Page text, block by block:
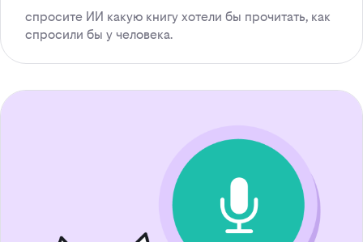
спросите ИИ какую книгу хотели бы прочитать, как
спросили бы у человека.